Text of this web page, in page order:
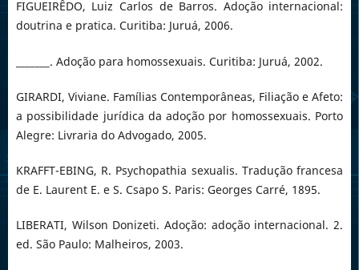
FIGUEIRÊDO, Luiz Carlos de Barros. Adoção internacional:
doutrina e pratica. Curitiba: Juruá, 2006.
_______. Adoção para homossexuais. Curitiba: Juruá, 2002.
GIRARDI, Viviane. Famílias Contemporâneas, Filiação e Afeto:
a possibilidade jurídica da adoção por homossexuais. Porto
Alegre: Livraria do Advogado, 2005.
KRAFFT-EBING, R. Psychopathia sexualis. Tradução francesa
de E. Laurent E. e S. Csapo S. Paris: Georges Carré, 1895.
LIBERATI, Wilson Donizeti. Adoção: adoção internacional. 2.
ed. São Paulo: Malheiros, 2003.